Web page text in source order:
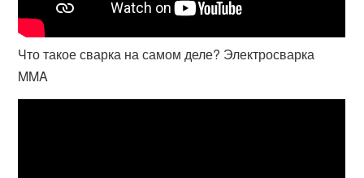
Что такое сварка на самом деле? Электросварка
MMA